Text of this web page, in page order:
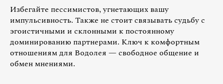
Избегайте пессимистов, угнетающих вашу
импульсивность. Также не стоит связывать судьбу с
эгоистичными и склонными к постоянному
доминированию партнерами. Ключ к комфортным
отношениям для Водолея — свободное общение и
обмен мнениями.